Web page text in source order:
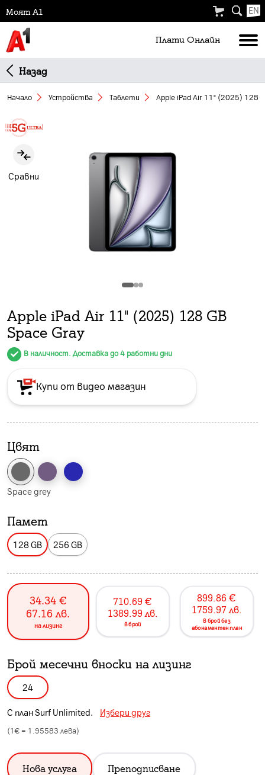
Моят А1 EN
Плати Oнлайн
Назад
Начало Устройства Таблети Apple iPad Air 11" (2025) 128
Сравни
Apple iPad Air 11" (2025) 128 GB
Space Gray
В наличност. Доставка до 4 работни дни
Купи от видео магазин
Цвят
Space grey
Памет
128 GB 256 GB
34.34 €
67.16 лв.
на лизинг
710.69 €
1389.99 лв.
в брой
899.86 €
1759.97 лв.
в брой без
абонаментен план
Брой месечни вноски на лизинг
24
С планSurf Unlimited. Избери друг
(1€ = 1.95583 лева)
Нова услуга Преподписване